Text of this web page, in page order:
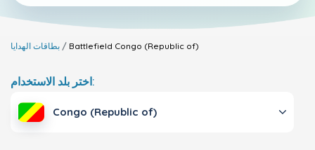
بطاقات الهدايا Battlefield Congo (Republic of)
اختر بلد الاستخدام:
Congo (Republic of)